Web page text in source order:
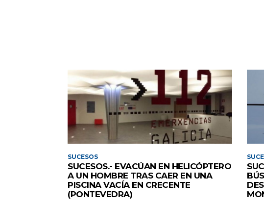
SUCESOS
SUCESOS.- EVACÚAN EN HELICÓPTERO
A UN HOMBRE TRAS CAER EN UNA
PISCINA VACÍA EN CRECENTE
(PONTEVEDRA)